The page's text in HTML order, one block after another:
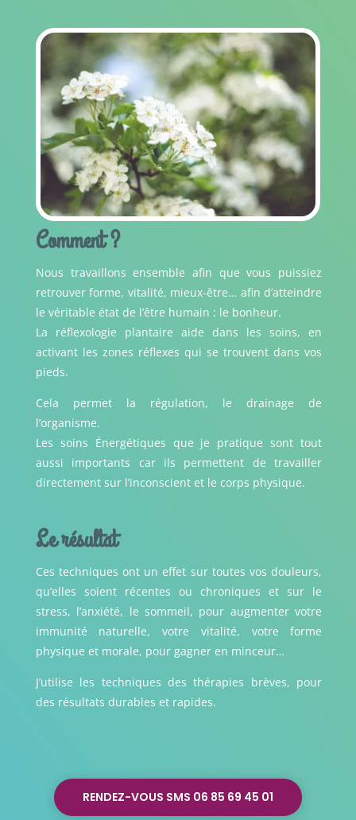
Comment ?
Nous travaillons ensemble afin que vous puissiez
retrouver forme, vitalité, mieux-être… afin d’atteindre
le véritable état de l’être humain : le bonheur.
La réflexologie plantaire aide dans les soins, en
activant les zones réflexes qui se trouvent dans vos
pieds.
Cela permet la régulation, le drainage de
l’organisme.
Les soins Énergétiques que je pratique sont tout
aussi importants car ils permettent de travailler
directement sur l’inconscient et le corps physique.
Le résultat
Ces techniques ont un effet sur toutes vos douleurs,
qu’elles soient récentes ou chroniques et sur le
stress, l’anxiété, le sommeil, pour augmenter votre
immunité naturelle, votre vitalité, votre forme
physique et morale, pour gagner en minceur…
J’utilise les techniques des thérapies brèves, pour
des résultats durables et rapides.
RENDEZ-VOUS SMS 06 85 69 45 01